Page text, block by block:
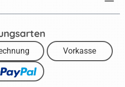
Vorkasse